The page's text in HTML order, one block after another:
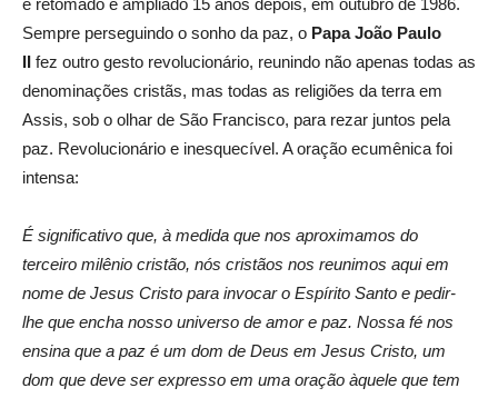
é retomado e ampliado 15 anos depois, em outubro de 1986.
Sempre perseguindo o sonho da paz, o Papa João Paulo
II fez outro gesto revolucionário, reunindo não apenas todas as
denominações cristãs, mas todas as religiões da terra em
Assis, sob o olhar de São Francisco, para rezar juntos pela
paz. Revolucionário e inesquecível. A oração ecumênica foi
intensa:
É significativo que, à medida que nos aproximamos do
terceiro milênio cristão, nós cristãos nos reunimos aqui em
nome de Jesus Cristo para invocar o Espírito Santo e pedir-
lhe que encha nosso universo de amor e paz. Nossa fé nos
ensina que a paz é um dom de Deus em Jesus Cristo, um
dom que deve ser expresso em uma oração àquele que tem